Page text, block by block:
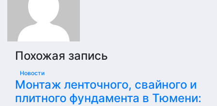
Похожая запись
Новости
Монтаж ленточного, свайного и
плитного фундамента в Тюмени: